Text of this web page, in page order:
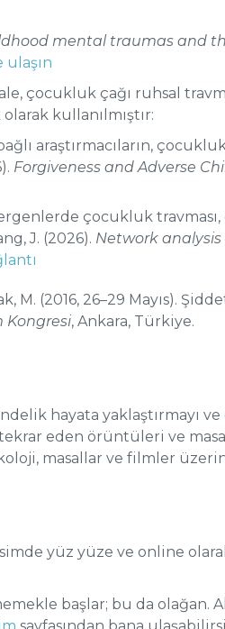
mental traumas and
ulaşın
çocukluk çağı ruhsal
kullanılmıştır:
bağlı araştırmacıların,
Forgiveness and Adverse
çocukluk travması,
J. (2026). Network
M. (2016, 26–29 Mayıs).
Kongresi, Ankara, Türkiye.
hayata yaklaştırmayı ve
eden örüntüleri ve
masallar ve filmler
yüz yüze ve online
başlar; bu da olağan.